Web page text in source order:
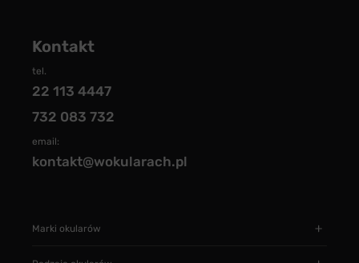
Kontakt
tel.
22 113 4447
732 083 732
email:
kontakt@wokularach.pl
Marki okularów